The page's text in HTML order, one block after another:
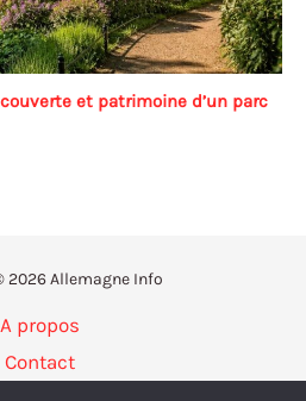
et patrimoine d’un parc
2026 Allemagne Info
A propos
Contact